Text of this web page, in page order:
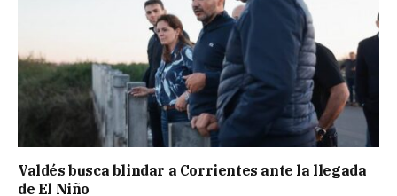
Valdés busca blindar a Corrientes ante la llegada
de El Niño